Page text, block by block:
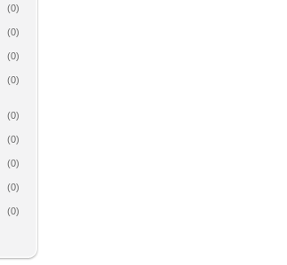
(0)
(0)
(0)
(0)
(0)
(0)
(0)
(0)
(0)